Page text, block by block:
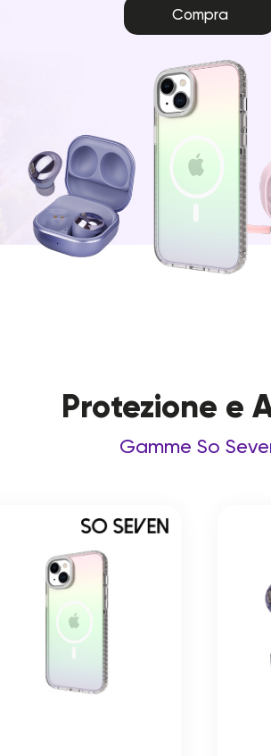
Compra
Protezione e
Gamme So